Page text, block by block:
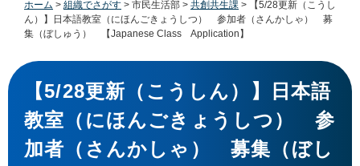
ホーム > 組織でさがす > 市民生活部 > 共創共生課 >
【5/28更新（こうし
ん）】日本語教室（にほんごきょうしつ） 参加者（さんかしゃ） 募
集（ぼしゅう） 【Japanese Class Application】
本
文
【5/28更新（こうしん）】日本語
教室（にほんごきょうしつ） 参
加者（さんかしゃ） 募集（ぼし